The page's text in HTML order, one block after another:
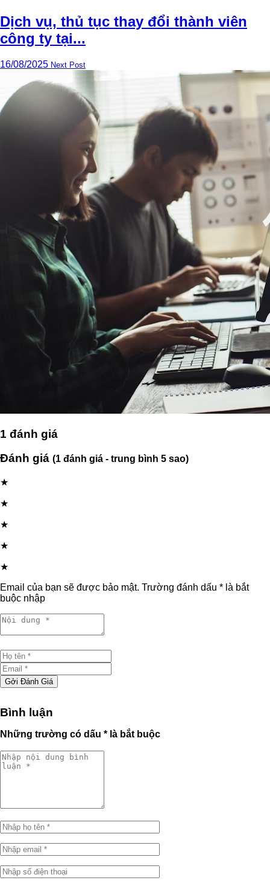
Dịch vụ, thủ tục thay đổi thành viên
công ty tại...
16/08/2025 Next Post
1 đánh giá
Đánh giá (1 đánh giá - trung bình 5 sao)
★
★
★
★
★
Email của bạn sẽ được bảo mật. Trường đánh dấu * là bắt
buộc nhập
Gởi Đánh Giá
Bình luận
Những trường có dấu * là bắt buộc